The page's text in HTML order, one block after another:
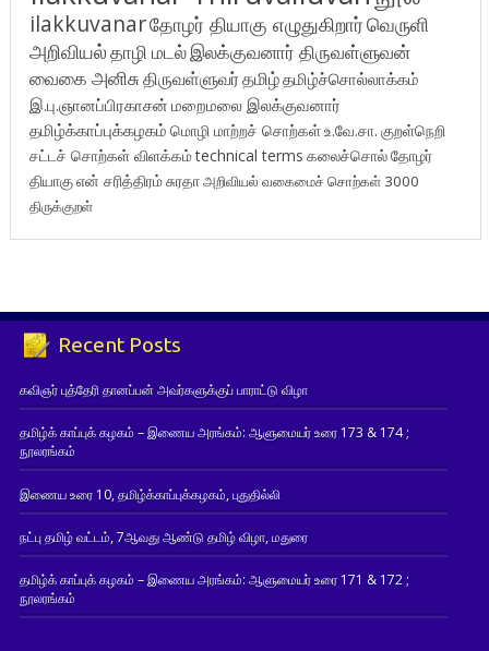
ilakkuvanarதோழர் தியாகு எழுதுகிறார்வெருளி
அறிவியல்தாழி மடல்இலக்குவனார் திருவள்ளுவன்
வைகை அனிசுதிருவள்ளுவர்தமிழ்தமிழ்ச்சொல்லாக்கம்
இ.பு.ஞானப்பிரகாசன் மறைமலை இலக்குவனார்
தமிழ்க்காப்புக்கழகம் மொழி மாற்றச் சொற்கள்உ.வே.சா. குறள்நெறி
சட்டச் சொற்கள் விளக்கம்technical terms கலைச்சொல்தோழர்
தியாகுஎன் சரித்திரம்சுரதாஅறிவியல் வகைமைச் சொற்கள் 3000
திருக்குறள்
Recent Posts
கவிஞர் புத்தேரி தானப்பன் அவர்களுக்குப் பாராட்டு விழா
தமிழ்க் காப்புக் கழகம் – இணைய அரங்கம்: ஆளுமையர் உரை 173 & 174 ;
நூலரங்கம்
இணைய உரை 10, தமிழ்க்காப்புக்கழகம், புதுதில்லி
நட்பு தமிழ் வட்டம், 7ஆவது ஆண்டு தமிழ் விழா, மதுரை
தமிழ்க் காப்புக் கழகம் – இணைய அரங்கம்: ஆளுமையர் உரை 171 & 172 ;
நூலரங்கம்